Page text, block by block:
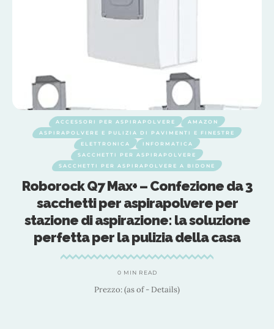
ACCESSORI PER ASPIRAPOLVERE
AMAZON
ASPIRAPOLVERE E PULIZIA DI PAVIMENTI E FINESTRE
ELETTRONICA
INFORMATICA
SACCHETTI PER ASPIRAPOLVERE
SACCHETTI PER ASPIRAPOLVERE A BIDONE
Roborock Q7 Max+ – Confezione da 3
sacchetti per aspirapolvere per
stazione di aspirazione: la soluzione
perfetta per la pulizia della casa
0 MIN READ
Prezzo: (as of - Details)